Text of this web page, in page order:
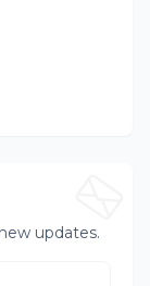
updates.